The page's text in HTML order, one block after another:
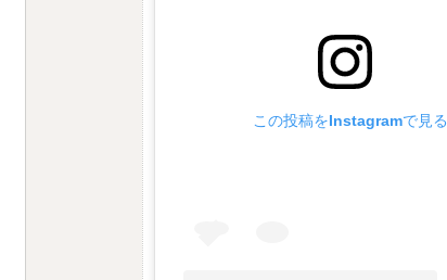
この投稿をInstagramで見る